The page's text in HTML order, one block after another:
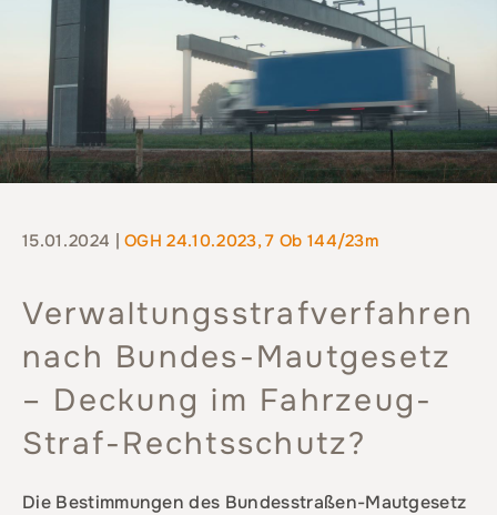
15.01.2024 |OGH 24.10.2023, 7 Ob 144/23m
Verwaltungsstrafverfahren
nach Bundes-Mautgesetz
– Deckung im Fahrzeug-
Straf-Rechtsschutz?
Die Bestimmungen des Bundesstraßen-Mautgesetz